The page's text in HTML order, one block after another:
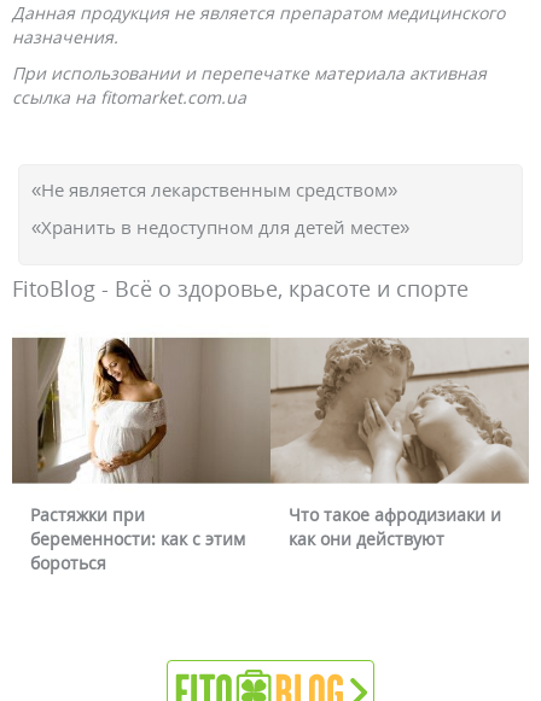
Данная продукция не является препаратом медицинского
назначения.
При использовании и перепечатке материала активная
ссылка на fitomarket.com.ua
«Не является лекарственным средством»
«Хранить в недоступном для детей месте»
FitoBlog - Всё о здоровье, красоте и спорте
Растяжки при
беременности: как с этим
бороться
Что такое афродизиаки и
как они действуют